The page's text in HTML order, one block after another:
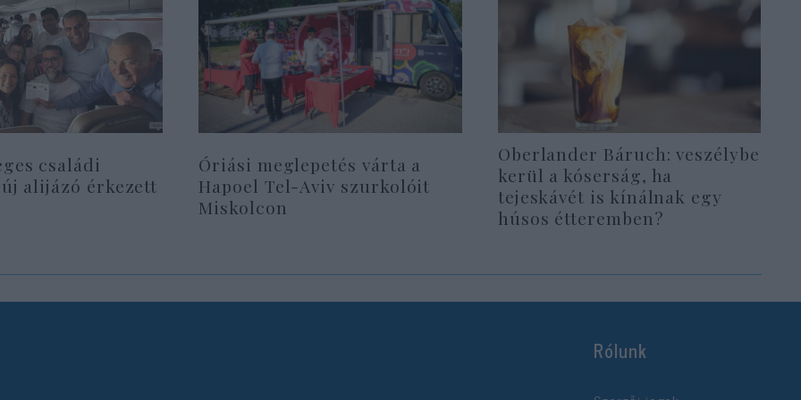
családi
alijázó érkezett
Óriási meglepetés várta a
Hapoel Tel-Aviv szurkolóit
Miskolcon
Oberlander Báruch: veszélybe
kerül a kóserság, ha
tejeskávét is kínálnak egy
húsos étteremben?
Rólunk